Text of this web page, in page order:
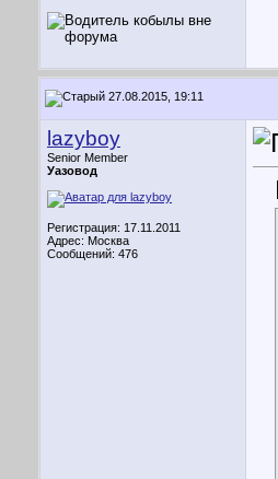
27.08.2015, 19:11
lazyboy
Senior Member
Уазовод
Регистрация: 17.11.2011
Адрес: Москва
Сообщений: 476